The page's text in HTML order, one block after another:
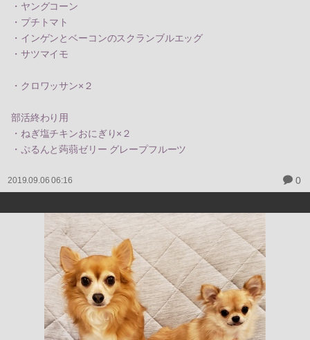
・ヤングコーン
・プチトマト
・インゲンとベーコンのスクランブルエッグ
・サツマイモ
・クロワッサン×２
部活終わり用
・ねぎ塩チキンおにぎり×２
・ぷるんと蒟蒻ゼリー グレープフルーツ
2019.09.06 06:16 0